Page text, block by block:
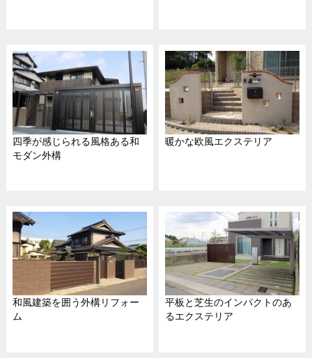
四季が感じられる風格ある和
モダン外構
暖かな欧風エクステリア
和風建築を囲う外構リフォー
ム
平板と芝生のインパクトのあ
るエクステリア